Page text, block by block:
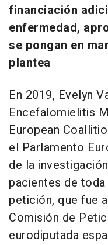
financiación
enfermedad,
se pongan en
plantea
En 2019, Evelyn
Encefalomielitis
European
el Parlamento
de la
pacientes de
petición, que fue
Comisión de
eurodiputada